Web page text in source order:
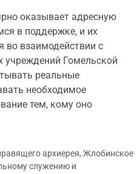
оказывает адресную
в поддержке, и их
во взаимодействии с
учреждений Гомельской
реальные
необходимое
тем, кому оно
архиерея, Жлобинское
служению и